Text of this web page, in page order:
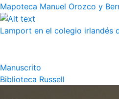
Mapoteca Manuel Orozco y
Lamport en el colegio irlandés
Manuscrito
Biblioteca Russell